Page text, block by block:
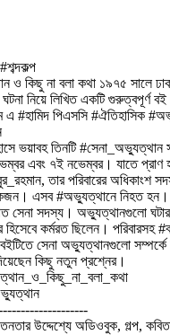
ও কিছু না বলা কথা ১৯৭৫ সালে ঢাকা
নিয়ে লিখিত একটি গুরুত্বপূর্ণ
#হামিদ পিএসসি #ঐতিহাসিক
ভয়াবহ তিনটি
এবং ৭ই নভেম্বর। যাতে প্রাণ
তার পরিবারের অধিকাংশ
এসব #অভ্যুত্থানে নিহত হন।
সেনা সদস্য। অভ্যুত্থানগুলো
হিসেবে কর্মরত ছিলেন। পরিবারসহ
সেনা অভ্যুত্থানগুলো
কিছু নতুন প্রশ্নের।
উদ্দেশ্যে অডিওবুক, গল্প,